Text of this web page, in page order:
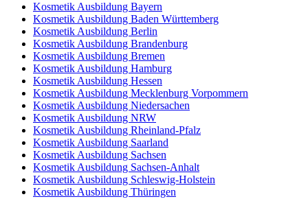
Kosmetik Ausbildung Bayern
Kosmetik Ausbildung Baden Württemberg
Kosmetik Ausbildung Berlin
Kosmetik Ausbildung Brandenburg
Kosmetik Ausbildung Bremen
Kosmetik Ausbildung Hamburg
Kosmetik Ausbildung Hessen
Kosmetik Ausbildung Mecklenburg Vorpommern
Kosmetik Ausbildung Niedersachen
Kosmetik Ausbildung NRW
Kosmetik Ausbildung Rheinland-Pfalz
Kosmetik Ausbildung Saarland
Kosmetik Ausbildung Sachsen
Kosmetik Ausbildung Sachsen-Anhalt
Kosmetik Ausbildung Schleswig-Holstein
Kosmetik Ausbildung Thüringen